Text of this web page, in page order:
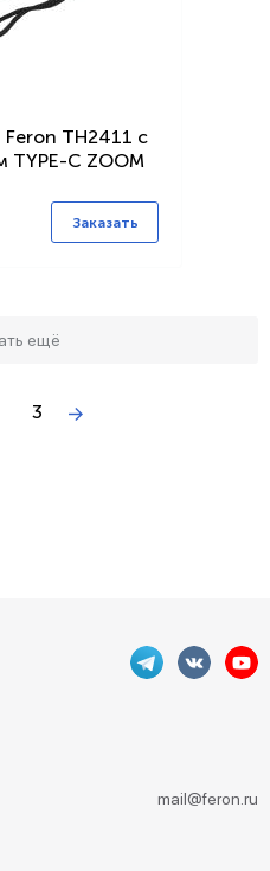
TH2411 с
TYPE-C ZOOM
Заказать
ещё
3
mail@feron.ru